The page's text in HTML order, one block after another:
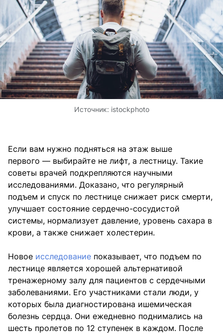
Источник: istockphoto
Если вам нужно подняться на этаж выше
первого — выбирайте не лифт, а лестницу. Такие
советы врачей подкрепляются научными
исследованиями. Доказано, что регулярный
подъем и спуск по лестнице снижает риск смерти,
улучшает состояние сердечно-сосудистой
системы, нормализует давление, уровень сахара в
крови, а также снижает холестерин.
Новое исследование показывает, что подъем по
лестнице является хорошей альтернативой
тренажерному залу для пациентов с сердечными
заболеваниями. Его участниками стали люди, у
которых была диагностирована ишемическая
болезнь сердца. Они ежедневно поднимались на
шесть пролетов по 12 ступенек в каждом. После